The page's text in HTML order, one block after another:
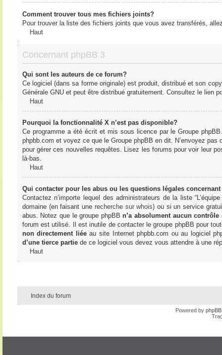
Comment trouver tous mes fichiers joints?
Pour trouver la liste des fichiers joints que vous avez transférés,
Haut
Concernant phpBB 3
Qui sont les auteurs de ce forum?
Ce logiciel (dans sa forme originale) est produit, distribué et son
Générale GNU et peut être distribué gratuitement. Consultez le lien
Haut
Pourquoi la fonctionnalité X n’est pas disponible?
Ce programme a été écrit et mis sous licence par le Groupe
phpbb.com et voyez ce que le Groupe phpBB en dit. N’envoyez
pour gérer ces nouvelles requêtes. Lisez les forums pour voir leur
là-bas.
Haut
Qui contacter pour les abus ou les questions légales
Contactez n’importe lequel des administrateurs de la liste
domaine (en faisant une recherche sur whois) ou si un service
abus. Notez que le groupe phpBB n’a absolument aucun contrôle
forum est utilisé. Il est inutile de contacter le groupe phpBB pour
non directement liéeau site Internet phpbb.com ou au logiciel
d’une tierce partiede ce logiciel vous devez vous attendre à une
Haut
Index du forum
Powered by phpBB